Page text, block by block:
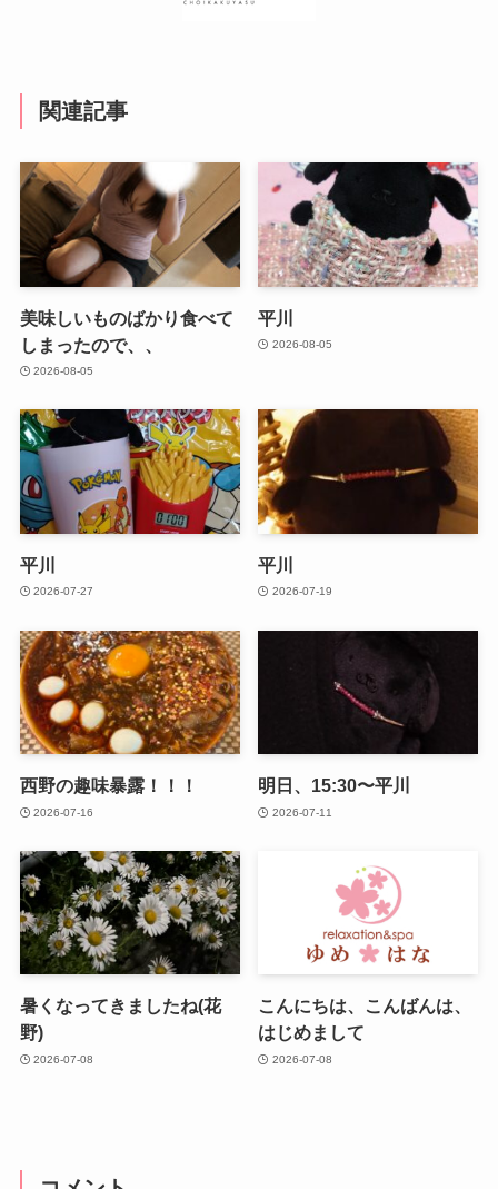
関連記事
美味しいものばかり食べて
しまったので、、
2026-08-05
平川
2026-08-05
平川
2026-07-27
平川
2026-07-19
西野の趣味暴露！！！
2026-07-16
明日、15:30〜平川
2026-07-11
暑くなってきましたね(花
野)
2026-07-08
こんにちは、こんばんは、
はじめまして
2026-07-08